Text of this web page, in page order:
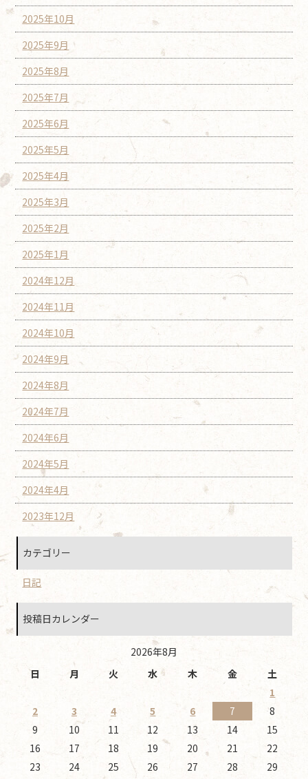
2025年10月
2025年9月
2025年8月
2025年7月
2025年6月
2025年5月
2025年4月
2025年3月
2025年2月
2025年1月
2024年12月
2024年11月
2024年10月
2024年9月
2024年8月
2024年7月
2024年6月
2024年5月
2024年4月
2023年12月
カテゴリー
日記
投稿日カレンダー
2026年8月
日
月 火 水 木 金
土
1
2
3 4 5 6 7
8
9
10 11 12 13 14
15
16
17 18 19 20 21
22
23
24 25 26 27 28
29